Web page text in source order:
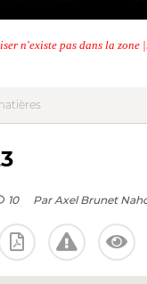
n'existe pas dans la zone
10 Par Axel Brunet